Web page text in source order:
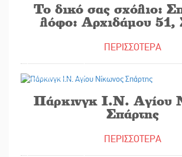
Το δικό σας σχόλιο:
λόφο: Αρχιδάμου 51,
ΠΕΡΙΣΣΟΤΕΡΑ
Πάρκινγκ Ι.Ν. Αγίου
Σπάρτης
ΠΕΡΙΣΣΟΤΕΡΑ